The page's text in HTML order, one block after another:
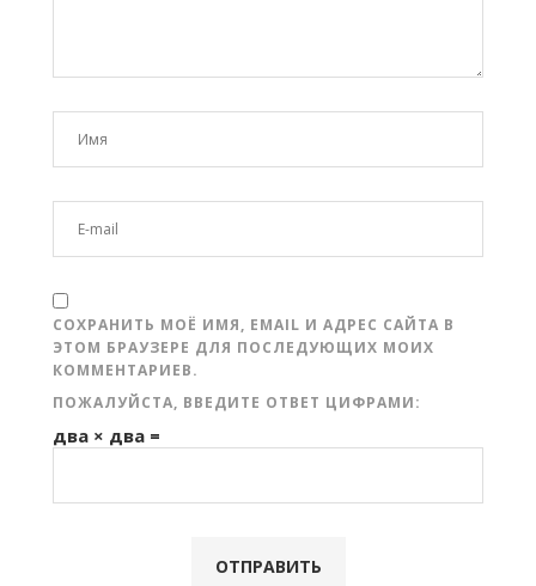
СОХРАНИТЬ МОЁ ИМЯ, EMAIL И АДРЕС САЙТА В
ЭТОМ БРАУЗЕРЕ ДЛЯ ПОСЛЕДУЮЩИХ МОИХ
КОММЕНТАРИЕВ.
ПОЖАЛУЙСТА, ВВЕДИТЕ ОТВЕТ ЦИФРАМИ:
два × два =